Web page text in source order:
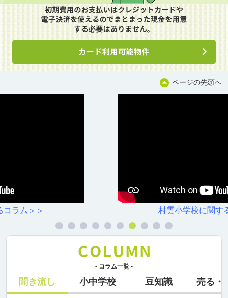
ページの先頭へ
村雲小学校に関するコラム＞＞
- コラム一覧 -
聞き流し 小中学校 豆知識 売る・